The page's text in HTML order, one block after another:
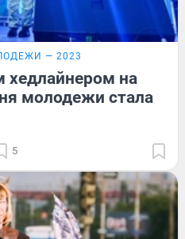
— 2023
хедлайнером на
молодежи стала
5